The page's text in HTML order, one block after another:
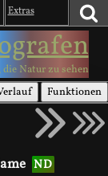
Extras
die Natur zu sehen
Funktionen